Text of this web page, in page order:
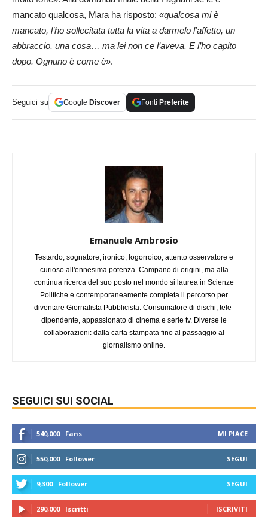
mancato qualcosa, Mara ha risposto: «qualcosa mi è
mancato, l’ho sollecitata tutta la vita a darmelo l’affetto, un
abbraccio, una cosa… ma lei non ce l’aveva. E l’ho capito
dopo. Ognuno è come è».
Seguici su Google Discover Fonti Preferite
Emanuele Ambrosio
Testardo, sognatore, ironico, logorroico, attento osservatore e
curioso all'ennesima potenza. Campano di origini, ma alla
continua ricerca del suo posto nel mondo si laurea in Scienze
Politiche e contemporaneamente completa il percorso per
diventare Giornalista Pubblicista. Consumatore di dischi, tele-
dipendente, appassionato di cinema e serie tv. Diverse le
collaborazioni: dalla carta stampata fino al passaggio al
giornalismo online.
SEGUICI SUI SOCIAL
540,000 Fans MI PIACE
550,000 Follower SEGUI
9,300 Follower SEGUI
290,000 Iscritti ISCRIVITI